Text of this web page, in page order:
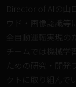
Director of AIの山
ウド・画像認識等
全自動運転実現
チームでは機械学
ための研究・開発
クトに取り組んで